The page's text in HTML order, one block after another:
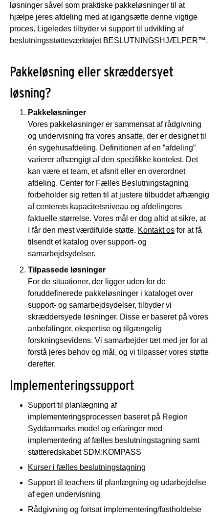
løsninger såvel som praktiske pakkeløsninger til at
hjælpe jeres afdeling med at igangsætte denne vigtige
proces. Ligeledes tilbyder vi support til udvikling af
beslutningsstøtteværktøjet BESLUTNINGSHJÆLPER™.
Pakkeløsning eller skræddersyet
løsning?
Pakkeløsninger
Vores pakkeløsninger er sammensat af rådgivning
og undervisning fra vores ansatte, der er designet til
én sygehusafdeling. Definitionen af en ”afdeling”
varierer afhængigt af den specifikke kontekst. Det
kan være et team, et afsnit eller en overordnet
afdeling. Center for Fælles Beslutningstagning
forbeholder sig retten til at justere tilbuddet afhængig
af centerets kapacitetsniveau og afdelingens
faktuelle størrelse. Vores mål er dog altid at sikre, at
I får den mest værdifulde støtte. Kontakt os for at få
tilsendt et katalog over support- og
samarbejdsydelser.
Tilpassede løsninger
For de situationer, der ligger uden for de
foruddefinerede pakkeløsninger i kataloget over
support- og samarbejdsydelser, tilbyder vi
skræddersyede løsninger. Disse er baseret på vores
anbefalinger, ekspertise og tilgængelig
forskningsevidens. Vi samarbejder tæt med jer for at
forstå jeres behov og mål, og vi tilpasser vores støtte
derefter.
Implementeringssupport
Support til planlægning af
implementeringsprocessen baseret på Region
Syddanmarks model og erfaringer med
implementering af fælles beslutningstagning samt
støtteredskabet SDM:KOMPASS
Kurser i fælles beslutningstagning
Support til teachers til planlægning og udarbejdelse
af egen undervisning
Rådgivning og fortsat implementering/fastholdelse